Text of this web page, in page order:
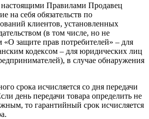
настоящими Правилами Продавец
на себя обязательств по
клиентов, установленных
(в том числе, но не
«О защите прав потребителей» – для
кодексом – для юридических лиц
в случае обнаружения
срока исчисляется со дня передачи
день передачи товара определить не
то гарантийный срок исчисляется